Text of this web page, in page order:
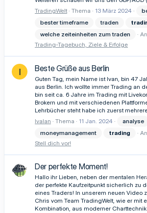
TradingWelt Thema 13 März 2024
bester timeframe
traden
welche zeiteinheiten zum traden
Trading-Tagebuch, Ziele & Erfolge
I Beste Grüße aus Berlin
Guten Tag, mein Name ist Ivan, bin 47
aus Berlin. Ich wollte immer Trading an
bin seit ca. 6 Jahre im Trading mit
Brokern und mit verschiedenen
Lehrbücher steht habe ich zuerst
Ivalan
Thema 11 Jan. 2024
analyse
moneymanagement
trading
Stell dich vor!
Der perfekte Moment!
Hallo ihr Lieben, neben der mentalen
der perfekte Kaufzeitpunkt sicherlich zu
eines Traders! In unserem neuen Video
Chris vom Team TradingWelt, wie er mit
Kombination, aus moderner